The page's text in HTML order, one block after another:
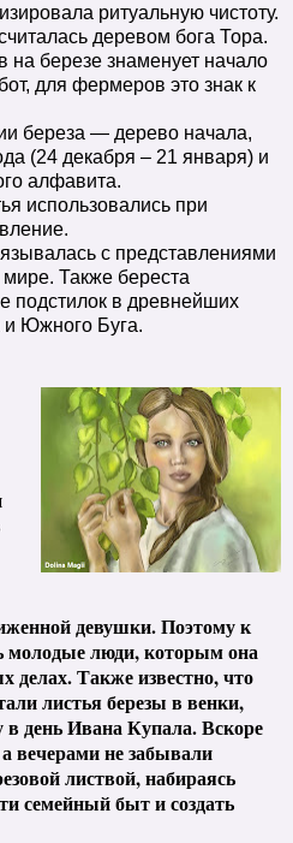
ритуальную чистоту.
деревом бога Тора.
на березе знаменует начало
для фермеров это знак к
береза — дерево начала,
(24 декабря – 21 января) и
алфавита.
использовались при
с представлениями
Также береста
подстилок в древнейших
и Южного Буга.
девушки. Поэтому к
молодые люди, которым она
делах. Также известно, что
листья березы в венки,
в день Ивана Купала. Вскоре
вечерами не забывали
листвой, набираясь
семейный быт и создать